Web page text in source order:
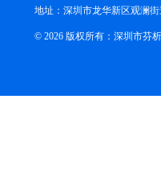
地址：深圳市龙华新区观澜
© 2026 版权所有：深圳市芬